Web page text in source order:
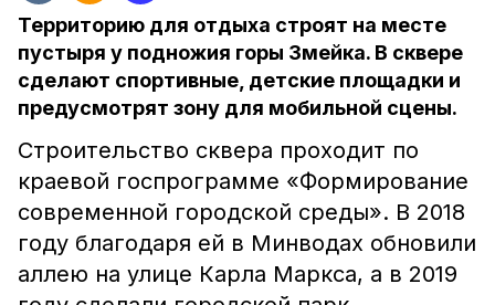
Территорию для отдыха строят на месте
пустыря у подножия горы Змейка. В сквере
сделают спортивные, детские площадки и
предусмотрят зону для мобильной сцены.
Строительство сквера проходит по
краевой госпрограмме «Формирование
современной городской среды». В 2018
году благодаря ей в Минводах обновили
аллею на улице Карла Маркса, а в 2019